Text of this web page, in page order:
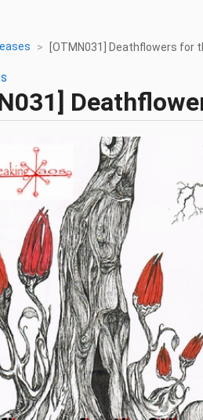
[OTMN031] Deathflowers for